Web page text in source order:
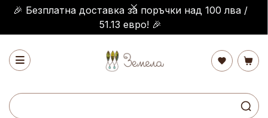
🎉 Безплатна доставка за поръчки над 100 лва /
51.13 евро! 🎉